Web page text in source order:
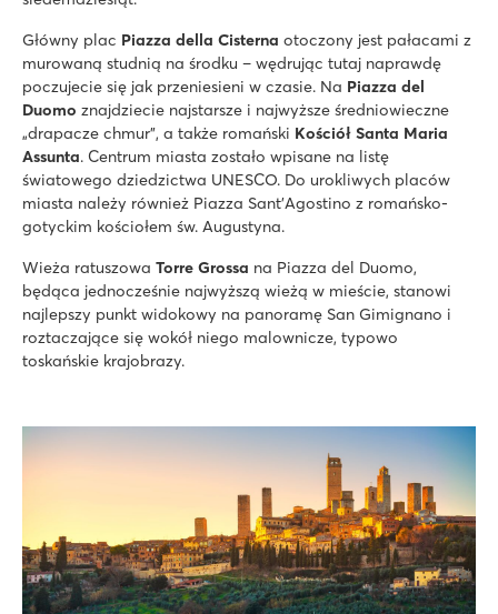
Główny plac Piazza della Cisterna otoczony jest pałacami z
murowaną studnią na środku – wędrując tutaj naprawdę
poczujecie się jak przeniesieni w czasie. Na Piazza del
Duomo znajdziecie najstarsze i najwyższe średniowieczne
„drapacze chmur”, a także romański Kościół Santa Maria
Assunta. Centrum miasta zostało wpisane na listę
światowego dziedzictwa UNESCO. Do urokliwych placów
miasta należy również Piazza Sant’Agostino z romańsko-
gotyckim kościołem św. Augustyna.
Wieża ratuszowa Torre Grossa na Piazza del Duomo,
będąca jednocześnie najwyższą wieżą w mieście, stanowi
najlepszy punkt widokowy na panoramę San Gimignano i
roztaczające się wokół niego malownicze, typowo
toskańskie krajobrazy.